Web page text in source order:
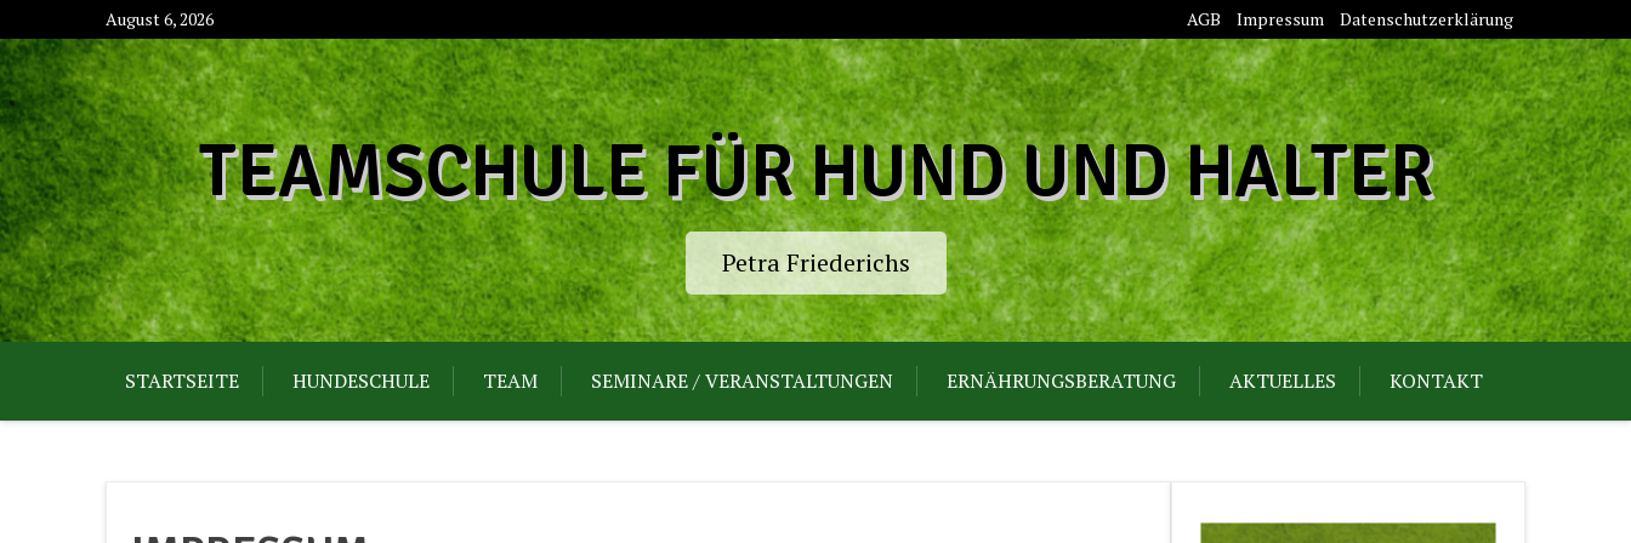
to
content
August 6, 2026 AGB Impressum Datenschutzerklärung
TEAMSCHULE FÜR HUND UND HALTER
Petra Friederichs
STARTSEITE HUNDESCHULE TEAM SEMINARE / VERANSTALTUNGEN ERNÄHRUNGSBERATUNG AKTUELLES KONTAKT